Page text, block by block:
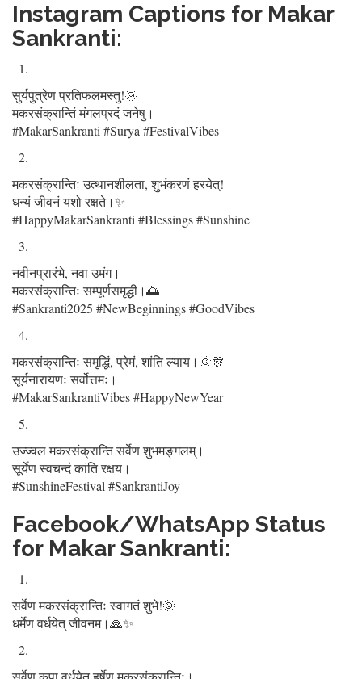
Instagram Captions for Makar
Sankranti:
सुर्यपुत्रेण प्रतिफलमस्तु!🌞
मकरसंक्रान्तिं मंगलप्रदं जनेषु।
#MakarSankranti #Surya #FestivalVibes
मकरसंक्रान्तिः उत्थानशीलता, शुभंकरणं हरयेत्!
धन्यं जीवनं यशो रक्षते।✨
#HappyMakarSankranti #Blessings #Sunshine
नवीनप्रारंभे, नवा उमंग।
मकरसंक्रान्तिः सम्पूर्णसमृद्धी।🌅
#Sankranti2025 #NewBeginnings #GoodVibes
मकरसंक्रान्तिः समृद्धिं, प्रेमं, शांति ल्याय।🌞🎊
सूर्यनारायणः सर्वोत्तमः।
#MakarSankrantiVibes #HappyNewYear
उज्ज्वल मकरसंक्रान्ति सर्वेण शुभमङ्गलम्।
सूर्येण स्वचन्दं कांति रक्षय।
#SunshineFestival #SankrantiJoy
Facebook/WhatsApp Status
for Makar Sankranti:
सर्वेण मकरसंक्रान्तिः स्वागतं शुभे!🌞
धर्मेण वर्धयेत् जीवनम।🙏✨